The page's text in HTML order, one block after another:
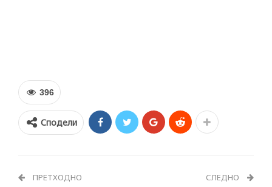
396
Сподели
ПРЕТХОДНО СЛЕДНО